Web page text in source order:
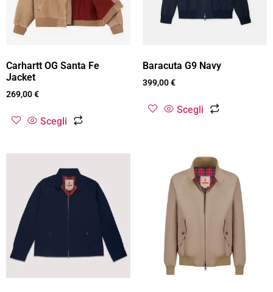
Carhartt OG Santa Fe
Jacket
269,00€
Scegli
Baracuta G9 Navy
399,00€
Scegli